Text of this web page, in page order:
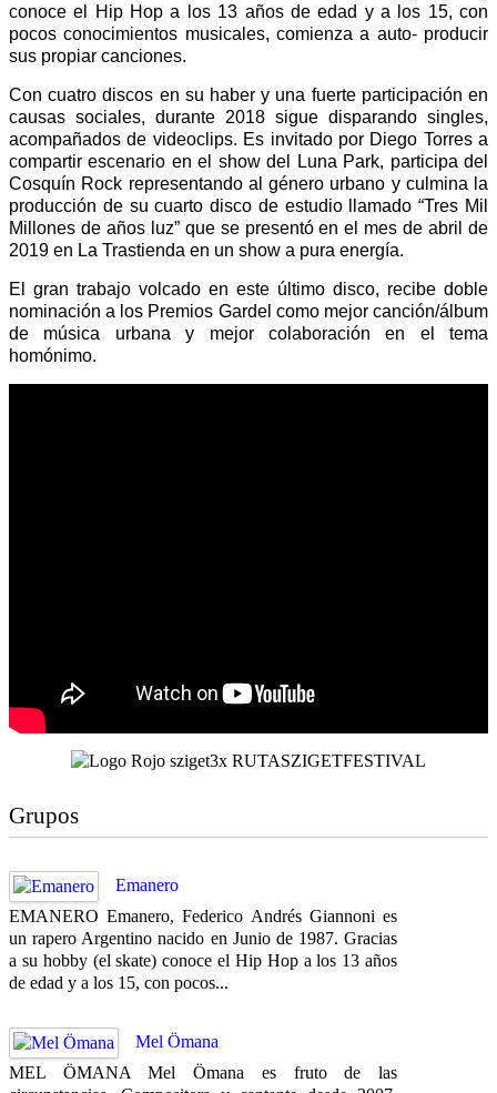
conoce el Hip Hop a los 13 años de edad y a los 15, con
pocos conocimientos musicales, comienza a auto- producir
sus propiar canciones.
Con cuatro discos en su haber y una fuerte participación en
causas sociales, durante 2018 sigue disparando singles,
acompañados de videoclips. Es invitado por Diego Torres a
compartir escenario en el show del Luna Park, participa del
Cosquín Rock representando al género urbano y culmina la
producción de su cuarto disco de estudio llamado “Tres Mil
Millones de años luz” que se presentó en el mes de abril de
2019 en La Trastienda en un show a pura energía.
El gran trabajo volcado en este último disco, recibe doble
nominación a los Premios Gardel como mejor canción/álbum
de música urbana y mejor colaboración en el tema
homónimo.
Grupos
Emanero
EMANERO Emanero, Federico Andrés Giannoni es
un rapero Argentino nacido en Junio de 1987. Gracias
a su hobby (el skate) conoce el Hip Hop a los 13 años
de edad y a los 15, con pocos...
Mel Ömana
MEL ÖMANA Mel Ömana es fruto de las